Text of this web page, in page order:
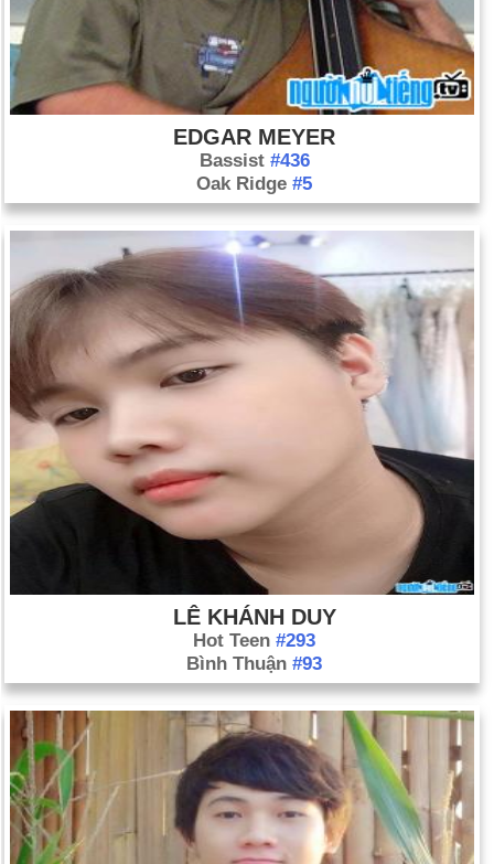
EDGAR MEYER
Bassist #436
Oak Ridge #5
LÊ KHÁNH DUY
Hot Teen #293
Bình Thuận #93